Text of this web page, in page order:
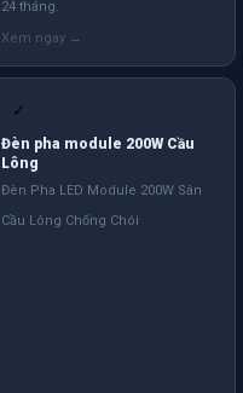
24 tháng.
✓
Đèn pha module 200W Cầu
Lông
Đèn Pha LED Module 200W Sân
Cầu Lông Chống Chói